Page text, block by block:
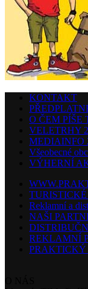
KONTAKT
O ČEM PÍŠE
VELETRHY
MEDIAINFO
Všeobecné
VÝHERNÍ
Reklamní a
NAŠI
REKLAMNÍ
PRAKTICKÝ